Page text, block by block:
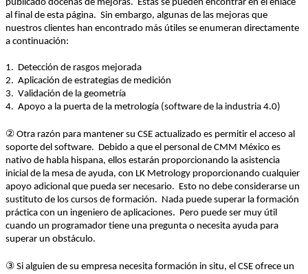
publicado docenas de mejoras. Éstas se pueden encontrar en el enlace
al final de esta página. Sin embargo, algunas de las mejoras
nuestros clientes han encontrado más útiles se enumeran directamente
a continuación:
1. Detección de rasgos mejorada
2. Aplicación de estrategias de medición
3. Validación de la geometría
4. Apoyo a la puerta de la metrología (software de la industria 4.0)
② Otra razón para mantener su CSE actualizado es permitir el acceso
soporte del software. Debido a que el
nativo de habla hispana, ellos estarán proporcionando la asistencia
inicial de la mesa de ayuda, con LK Metrology proporcionando cualquier
apoyo adicional que pueda ser necesario. Esto no debe considerarse
sustituto de los cursos de formación. Nada puede superar la formación
práctica con un ingeniero de aplicaciones. Pero puede ser muy útil
cuando un programador tiene una pregunta o necesita ayuda
superar un obstáculo.
③ Si alguien de su empresa necesita formación in situ, el CSE ofrece